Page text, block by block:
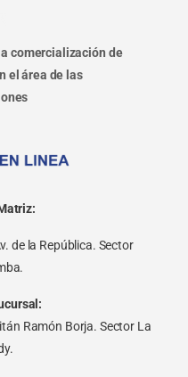
comercialización de
el área de las
de la República. Sector
Ramón Borja. Sector La